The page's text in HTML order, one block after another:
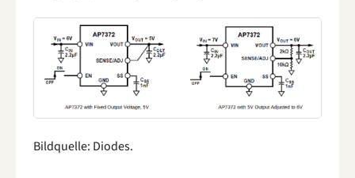
Bildquelle: Diodes.